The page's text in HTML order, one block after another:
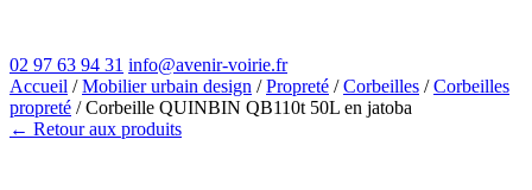
02 97 63 94 31 info@avenir-voirie.fr
Accueil /Mobilier urbain design /Propreté /Corbeilles /Corbeilles
propreté / Corbeille QUINBIN QB110t 50L en jatoba
← Retour aux produits